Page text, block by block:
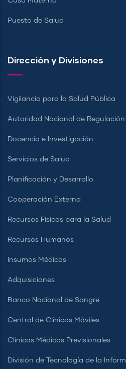
Puesto de Salud
Dirección y Divisiones
Vigilancia para la Salud Pública
Autoridad Nacional de
Docencia e Investigación
Servicios de Salud
Planificación y Desarrollo
Cooperación Externa
Recursos Físicos para la Salud
Recursos Humanos
Insumos Médicos
Adquisiciones
Banco Nacional de Sangre
Central de Clínicas Móviles
Clínicas Médicas Previsionales
División de Tecnología de la